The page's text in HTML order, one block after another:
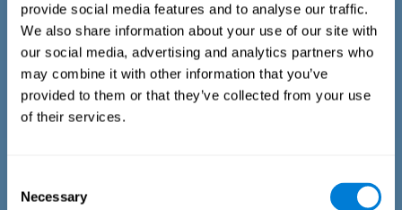
provide social media features and to analyse our traffic.
We also share information about your use of our site with
our social media, advertising and analytics partners who
may combine it with other information that you’ve
provided to them or that they’ve collected from your use
of their services.
Selection
Necessary
przedmiot jest prezentowany w zadaniu po raz pierwszy lub
2) kiedy ostatnio się pojawił, przedmiot został
wypowiedziany lub 3) kiedy ostatnio się pojawił, przedmiot
został przedstawiony jako obraz.